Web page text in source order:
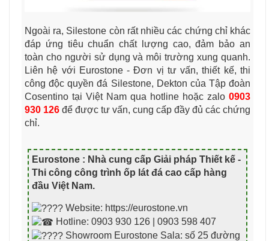
Ngoài ra, Silestone còn rất nhiều các chứng chỉ khác
đáp ứng tiêu chuẩn chất lượng cao, đảm bảo an
toàn cho người sử dụng và môi trường xung quanh.
Liên hệ với Eurostone - Đơn vị tư vấn, thiết kế, thi
công độc quyền đá Silestone, Dekton của Tập đoàn
Cosentino tại Việt Nam qua hotline hoặc zalo 0903
930 126 để được tư vấn, cung cấp đầy đủ các chứng
chỉ.
Eurostone : Nhà cung cấp Giải pháp Thiết kế -
Thi công công trình ốp lát đá cao cấp hàng
đầu Việt Nam.
Website: https://eurostone.vn
Hotline: 0903 930 126 | 0903 598 407
Showroom Eurostone Sala: số 25 đường